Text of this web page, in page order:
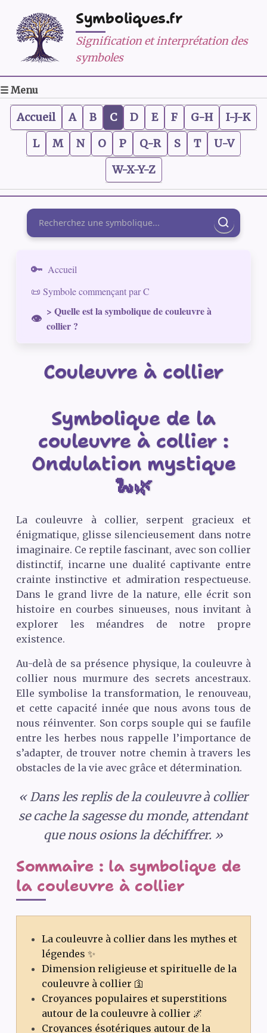
Symboliques.fr
Signification et interprétation des
symboles
☰ Menu
Accueil A B C D E F G-H
I-J-K
L
M N O P Q-R S T
U-V
W-X-Y-Z
Rechercher
Accueil
📜 Symbole commençant par C
> Quelle est la symbolique de couleuvre à
collier ?
Couleuvre à collier
Symbolique de la
couleuvre à collier :
Ondulation mystique
🐍🌿
La couleuvre à collier, serpent gracieux et
énigmatique, glisse silencieusement dans notre
imaginaire. Ce reptile fascinant, avec son collier
distinctif, incarne une dualité captivante entre
crainte instinctive et admiration respectueuse.
Dans le grand livre de la nature, elle écrit son
histoire en courbes sinueuses, nous invitant à
explorer les méandres de notre propre
existence.
Au-delà de sa présence physique, la couleuvre à
collier nous murmure des secrets ancestraux.
Elle symbolise la transformation, le renouveau,
et cette capacité innée que nous avons tous de
nous réinventer. Son corps souple qui se faufile
entre les herbes nous rappelle l’importance de
s’adapter, de trouver notre chemin à travers les
obstacles de la vie avec grâce et détermination.
« Dans les replis de la couleuvre à collier
se cache la sagesse du monde, attendant
que nous osions la déchiffrer. »
Sommaire : la symbolique de
la couleuvre à collier
La couleuvre à collier dans les mythes et
légendes ✨
Dimension religieuse et spirituelle de la
couleuvre à collier 🛐
Croyances populaires et superstitions
autour de la couleuvre à collier 🌌
Croyances ésotériques autour de la